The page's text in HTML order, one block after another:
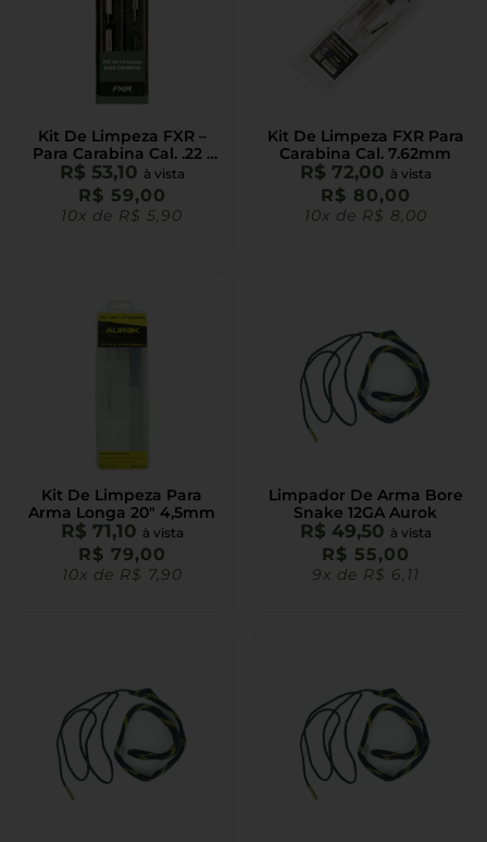
Kit De Limpeza FXR –
Para Carabina Cal. .22 /
5.5mm
R$ 53,10 à vista
R$ 59,00
10x de R$ 5,90
Kit De Limpeza FXR Para
Carabina Cal. 7.62mm
R$ 72,00 à vista
R$ 80,00
10x de R$ 8,00
Kit De Limpeza Para
Arma Longa 20″ 4,5mm
R$ 71,10 à vista
R$ 79,00
10x de R$ 7,90
Limpador De Arma Bore
Snake 12GA Aurok
R$ 49,50 à vista
R$ 55,00
9x de R$ 6,11